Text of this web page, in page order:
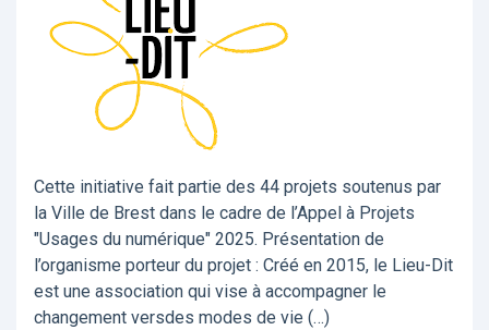
Cette initiative fait partie des 44 projets soutenus par
la Ville de Brest dans le cadre de l’Appel à Projets
"Usages du numérique" 2025. Présentation de
l’organisme porteur du projet : Créé en 2015, le Lieu-Dit
est une association qui vise à accompagner le
changement versdes modes de vie (…)